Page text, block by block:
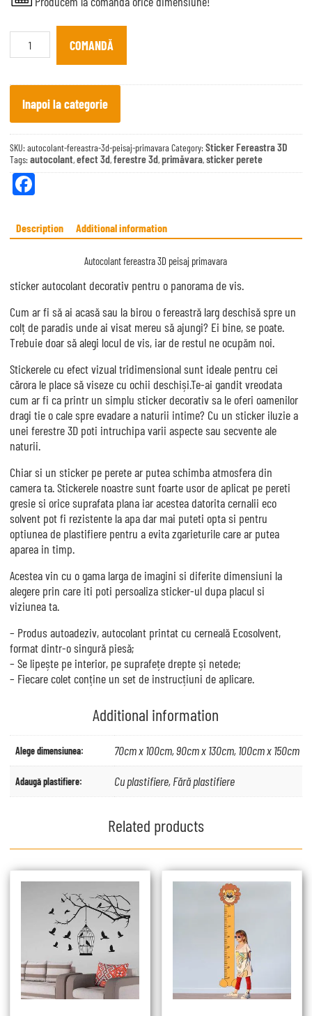
Autocolant
fereastra
quantity
COMANDĂ
Inapoi la categorie
SKU:autocolant-fereastra-3d-peisaj-primavara Category:Sticker Fereastra 3D
Tags:autocolant,efect 3d,ferestre 3d,primăvara,sticker perete
Fa
bo
Description Additional information
Autocolant fereastra 3D peisaj primavara
sticker autocolant decorativ pentru o panorama de vis.
Cum ar fi să ai acasă sau la birou o fereastră larg deschisă spre un
colț de paradis unde ai visat mereu să ajungi? Ei bine, se poate.
Trebuie doar să alegi locul de vis, iar de restul ne ocupăm noi.
Stickerele cu efect vizual tridimensional sunt ideale pentru cei
cărora le place să viseze cu ochii deschiși.Te-ai gandit vreodata
cum ar fi ca printr un simplu sticker decorativ sa le oferi oamenilor
dragi tie o cale spre evadare a naturii intime? Cu un sticker iluzie a
unei ferestre 3D poti intruchipa varii aspecte sau secvente ale
naturii.
Chiar si un sticker pe perete ar putea schimba atmosfera din
camera ta. Stickerele noastre sunt foarte usor de aplicat pe pereti
gresie si orice suprafata plana iar acestea datorita cernalii eco
solvent pot fi rezistente la apa dar mai puteti opta si pentru
optiunea de plastifiere pentru a evita zgarieturile care ar putea
aparea in timp.
Acestea vin cu o gama larga de imagini si diferite dimensiuni la
alegere prin care iti poti persoaliza sticker-ul dupa placul si
viziunea ta.
– Produs autoadeziv, autocolant printat cu cerneală Ecosolvent,
format dintr-o singură piesă;
– Se lipește pe interior, pe suprafețe drepte și netede;
– Fiecare colet conține un set de instrucțiuni de aplicare.
Additional information
Alege dimensiunea: 70cm x 100cm, 90cm x 130cm, 100cm x 150cm
Adaugă plastifiere: Cu plastifiere, Fără plastifiere
Related products